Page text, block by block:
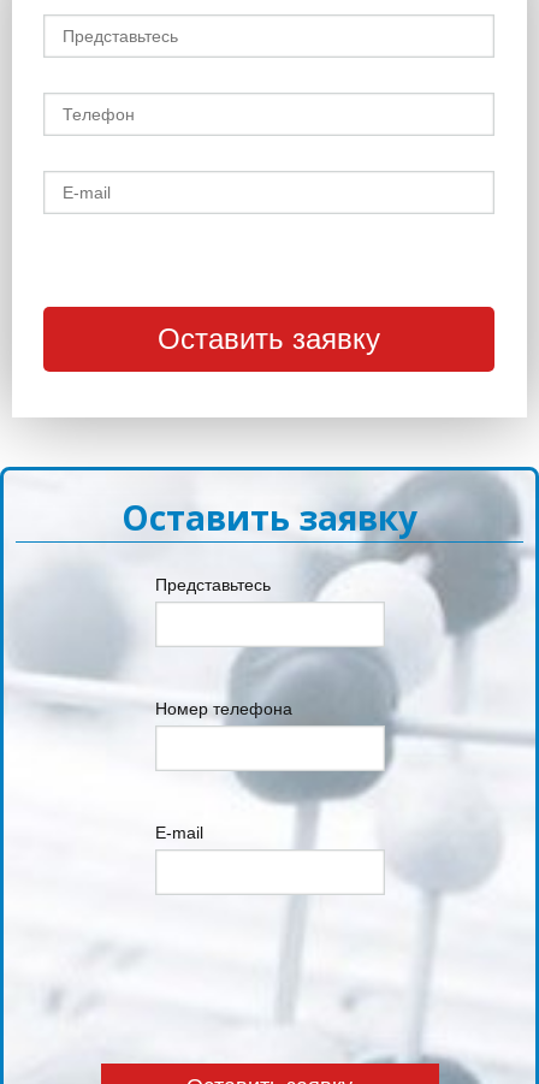
Оставить заявку
Представьтесь
Номер телефона
E-mail